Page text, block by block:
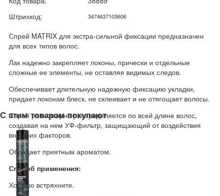
Штрихкод:
3474637103606
Спрей MATRIX для экстра-сильной фиксации предназначен
для всех типов волос.
Лак надежно закрепляет локоны, прически и отдельные
сложные ее элементы, не оставляя видимых следов.
Обеспечивает длительную надежную фиксацию укладки,
придает локонам блеск, не склеивает и не отягощает волосы.
Спрей равномерно распределяется по всей длине волос,
создавая на нем УФ-фильтр, защищающий от воздействия
внешних факторов.
Обладает приятным ароматом.
Способ применения:
Хорошо встряхните.
С этим товаром покупают